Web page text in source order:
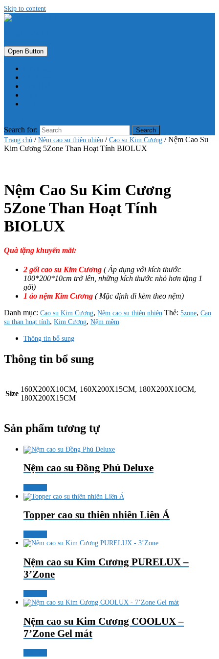
Skip to content
Open Button
Search for:
Trang chủ / Nệm cao su thiên nhiên / Cao su Kim Cương / Nệm Cao Su
Kim Cương 5Zone Than Hoạt Tính BIOLUX
Nệm Cao Su Kim Cương
5Zone Than Hoạt Tính
BIOLUX
Quà tặng khuyến mãi:
2 gối cao su Kim Cương ( Áp dụng với kích thước
100*200*10cm trở lên, những kích thước nhỏ hơn tặng 1
gối)
1 áo nệm Kim Cương ( Mặc định đi kèm theo nệm)
Danh mục: Cao su Kim Cương, Nệm cao su thiên nhiên Thẻ: 5zone, Cao
su than hoạt tính, Kim Cương, Nệm mềm
Thông tin bổ sung
Thông tin bổ sung
Size
160X200X10CM, 160X200X15CM, 180X200X10CM,
180X200X15CM
Sản phẩm tương tự
Nệm cao su Đồng Phú Deluxe
Topper cao su thiên nhiên Liên Á
Nệm cao su Kim Cương PURELUX –
3’Zone
Nệm cao su Kim Cương COOLUX –
7’Zone Gel mát